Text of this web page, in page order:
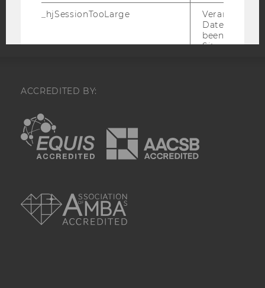
ACCREDITED BY:
EQUIS
_hjSessionTooLarge
Veranlasst
beenden,
Sitzung zu
_hjSessionResumed
_hjCookieTest